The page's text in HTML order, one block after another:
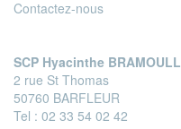
Contactez-nous
SCP Hyacinthe
2 rue St Thomas
50760 BARFLEUR
Tel : 02 33 54 02 42